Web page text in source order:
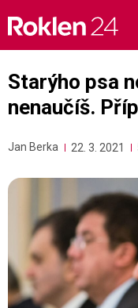
content
Starýho psa
nenaučíš.
Jan Berka 22. 3. 2021